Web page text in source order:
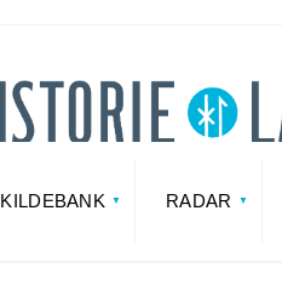
KILDEBANK RADAR